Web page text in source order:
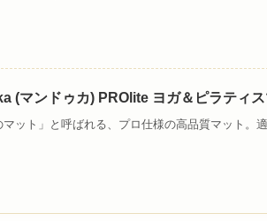
(マンドゥカ) PROlite ヨガ＆ピラティス
マット」と呼ばれる、プロ仕様の高品質マット